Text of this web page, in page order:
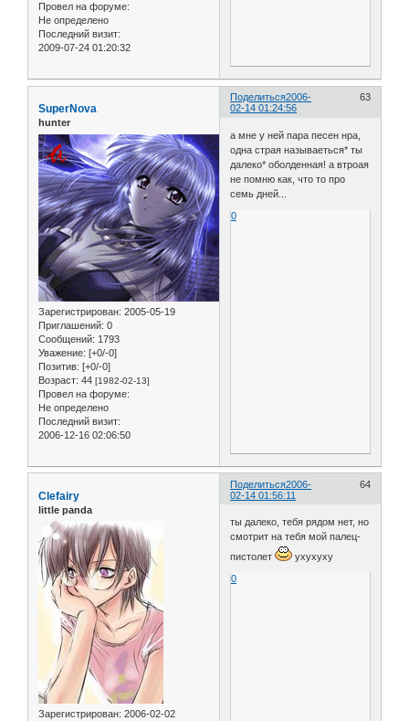
Провел на форуме:
Не определено
Последний визит:
2009-07-24 01:20:32
Поделиться 63
2006-
02-14 01:24:56
SuperNova
hunter
Зарегистрирован: 2005-05-19
Приглашений: 0
Сообщений: 1793
Уважение: [+0/-0]
Позитив: [+0/-0]
Возраст: 44 [1982-02-13]
Провел на форуме:
Не определено
Последний визит:
2006-12-16 02:06:50
а мне у ней пара песен нра,
одна страя называеться* ты
далеко* оболденная! а втроая
не помню как, что то про
семь дней...
0
Поделиться 64
2006-
02-14 01:56:11
Clefairy
little panda
Зарегистрирован: 2006-02-02
ты далеко, тебя рядом нет, но
смотрит на тебя мой палец-
пистолет
ухухуху
0